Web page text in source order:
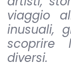
viaggio
inusuali,
diversi.